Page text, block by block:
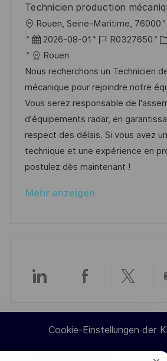
t
l
i
c
h
u
n
g
r
V
e
r
ö
f
f
e
n
t
l
i
g
i
Technicien production
O
r
t
Rouen, Seine-Maritime, 76000
D
a
t
u
m
d
e
r
V
r
2026-08-01
J
b
-
I
D
R0327650
K
t
e
g
o
r
i
Rouen
Nous recherchons un Technicien
mécanique pour rejoindre notre
Vous serez responsable de
d'équipements radar, en
respect des délais. Si vous avez
technique et une expérience en
postulez dès maintenant !
Mehr anzeigen
Über
LinkedIn
teilen
Über
Facebook
teilen
Über
teilen
Cookie-Einstellungen der